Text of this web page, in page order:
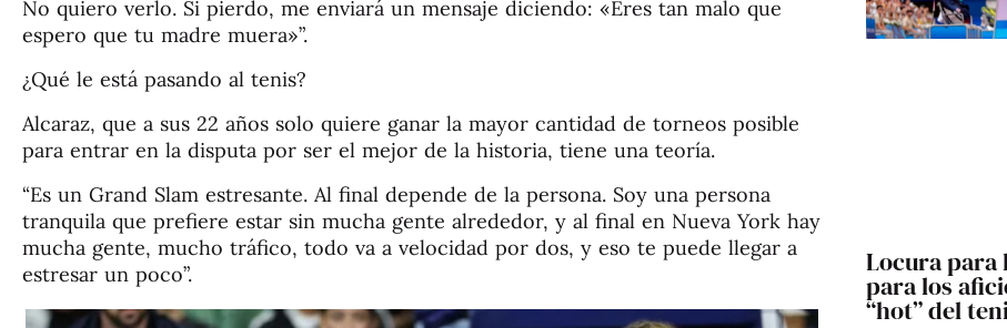
No quiero verlo. Si pierdo, me enviará un mensaje diciendo: «Eres tan malo que
espero que tu madre muera»”.
¿Qué le está pasando al tenis?
Alcaraz, que a sus 22 años solo quiere ganar la mayor cantidad de torneos posible
para entrar en la disputa por ser el mejor de la historia, tiene una teoría.
“Es un Grand Slam estresante. Al final depende de la persona. Soy una persona
tranquila que prefiere estar sin mucha gente alrededor, y al final en Nueva York hay
mucha gente, mucho tráfico, todo va a velocidad por dos, y eso te puede llegar a
estresar un poco”.
Locura para
para los
“hot” del